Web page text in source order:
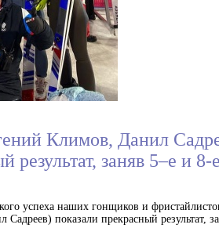
Климов, Данил
результат, заняв 5–е и 8-
успеха наших гонщиков и
показали прекрасный результат,